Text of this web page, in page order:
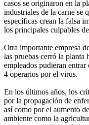
casos se originaron en la
industriales de la carne se
específicas crean la falsa
los principales culpables
Otra importante empresa
las pruebas cerró la planta
empleados pudieran
4 operarios por el virus.
En los últimos años, los
por la propagación de
así como por el aumento
ambiente como la